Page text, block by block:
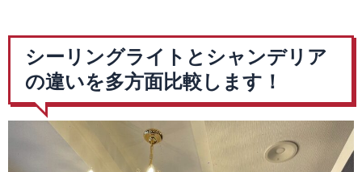
シーリングライトとシャンデリア
の違いを多方面比較します！